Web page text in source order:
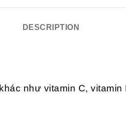
DESCRIPTION
như vitamin C,